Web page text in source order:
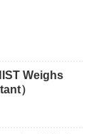
Weighs
）